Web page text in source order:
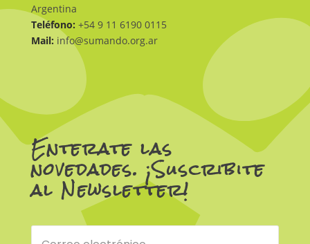
Argentina
Teléfono: +54 9 11 6190 0115
Mail: info@sumando.org.ar
Enterate las
novedades. ¡Suscribite
al Newsletter!